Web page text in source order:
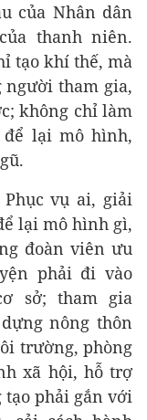
của Nhân dân
thanh niên.
tạo khí thế, mà
tham gia,
không chỉ làm
lại mô hình,
vụ ai, giải
lại mô hình gì,
đoàn viên ưu
phải đi vào
sở; tham gia
nông thôn
trường, phòng
xã hội, hỗ trợ
phải gắn với